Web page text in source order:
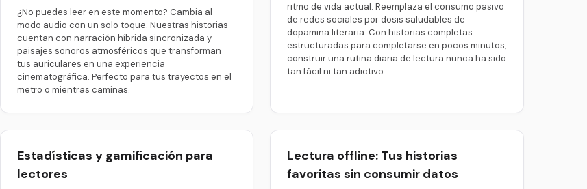
¿No puedes leer en este momento? Cambia al
modo audio con un solo toque. Nuestras historias
cuentan con narración híbrida sincronizada y
paisajes sonoros atmosféricos que transforman
tus auriculares en una experiencia
cinematográfica. Perfecto para tus trayectos en el
metro o mientras caminas.
ritmo de vida actual. Reemplaza el consumo pasivo
de redes sociales por dosis saludables de
dopamina literaria. Con historias completas
estructuradas para completarse en pocos minutos,
construir una rutina diaria de lectura nunca ha sido
tan fácil ni tan adictivo.
Estadísticas y gamificación para
lectores
Lectura offline: Tus historias
favoritas sin consumir datos